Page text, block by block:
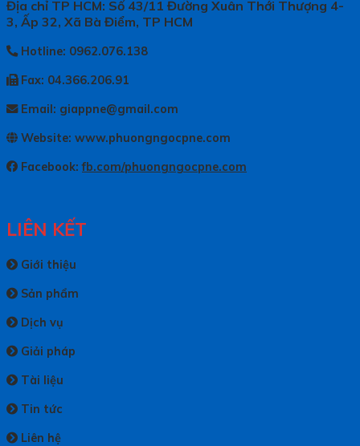
Địa chỉ TP HCM: Số 43/11 Đường Xuân Thới Thượng 4-
3, Ấp 32, Xã Bà Điểm, TP HCM
Hotline: 0962.076.138
Fax: 04.366.206.91
Email: giappne@gmail.com
Website: www.phuongngocpne.com
Facebook:fb.com/phuongngocpne.com
LIÊN KẾT
Giới thiệu
Sản phẩm
Dịch vụ
Giải pháp
Tài liệu
Tin tức
Liên hệ